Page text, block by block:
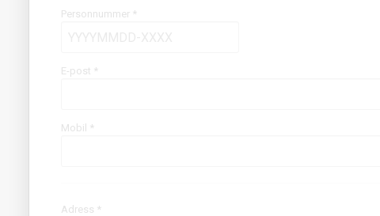
Personnummer *
E-post *
Mobil *
Adress *